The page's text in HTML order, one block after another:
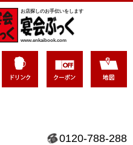
お店探しのお手伝いをします
www.enkaibook.com
0120-788-288